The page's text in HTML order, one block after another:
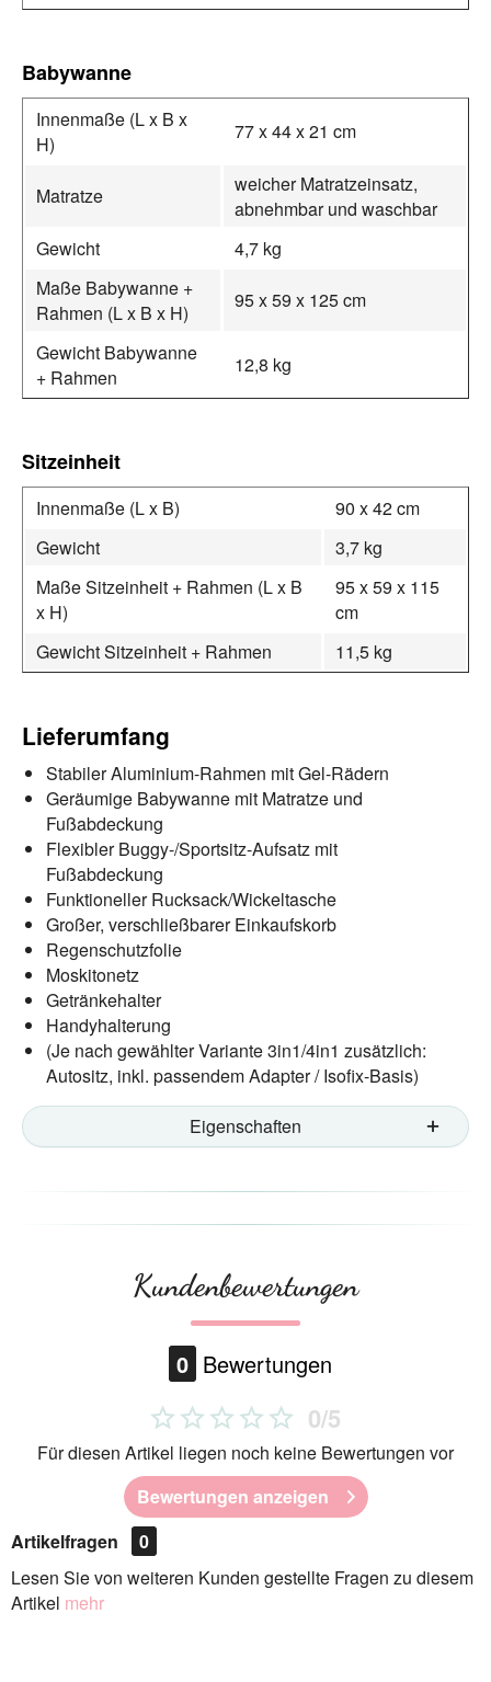
Babywanne
Innenmaße (L x B x
H)
77 x 44 x 21 cm
Matratze
weicher Matratzeinsatz,
abnehmbar und waschbar
Gewicht
4,7 kg
Maße Babywanne +
Rahmen (L x B x H)
95 x 59 x 125 cm
Gewicht Babywanne
+ Rahmen
12,8 kg
Sitzeinheit
Innenmaße (L x B)
90 x 42 cm
Gewicht
3,7 kg
Maße Sitzeinheit + Rahmen (L x B
x H)
95 x 59 x 115
cm
Gewicht Sitzeinheit + Rahmen
11,5 kg
Lieferumfang
Stabiler Aluminium-Rahmen mit Gel-Rädern
Geräumige Babywanne mit Matratze und
Fußabdeckung
Flexibler Buggy-/Sportsitz-Aufsatz mit
Fußabdeckung
Funktioneller Rucksack/Wickeltasche
Großer, verschließbarer Einkaufskorb
Regenschutzfolie
Moskitonetz
Getränkehalter
Handyhalterung
(Je nach gewählter Variante 3in1/4in1 zusätzlich:
Autositz, inkl. passendem Adapter / Isofix-Basis)
Eigenschaften
Kundenbewertungen
0 Bewertungen
0/5
Für diesen Artikel liegen noch keine Bewertungen vor
Bewertungen anzeigen
Artikelfragen
0
Lesen Sie von weiteren Kunden gestellte Fragen zu diesem
Artikel mehr